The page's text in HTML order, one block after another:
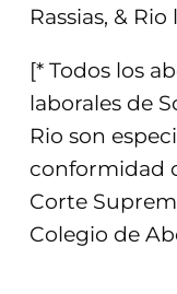
Rassias, &
[* Todos los
laborales de
Rio son
conformidad
Corte
Colegio de